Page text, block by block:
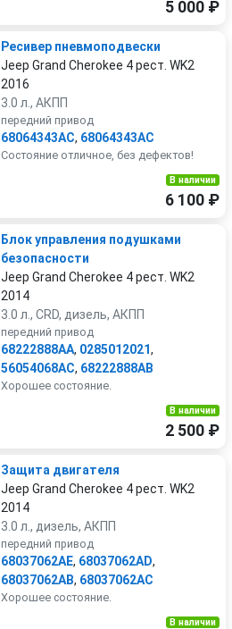
5 000 ₽
Ресивер пневмоподвески
Jeep Grand Cherokee 4 рест. WK2
2016
3.0 л., АКПП
передний привод
68064343AC, 68064343AC
Состояние отличное, без дефектов!
В наличии
6 100 ₽
Блок управления подушками
безопасности
Jeep Grand Cherokee 4 рест. WK2
2014
3.0 л., CRD, дизель, АКПП
передний привод
68222888AA, 0285012021,
56054068AC, 68222888AB
Хорошее состояние.
В наличии
2 500 ₽
Защита двигателя
Jeep Grand Cherokee 4 рест. WK2
2014
3.0 л., дизель, АКПП
передний привод
68037062AE, 68037062AD,
68037062AB, 68037062AC
Хорошее состояние.
В наличии